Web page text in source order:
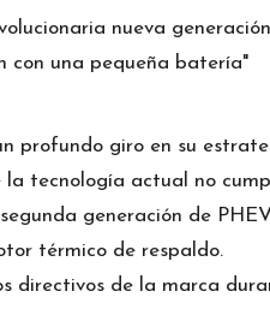
profundo giro en su
la tecnología actual no
generación de
térmico de respaldo.
directivos de la marca